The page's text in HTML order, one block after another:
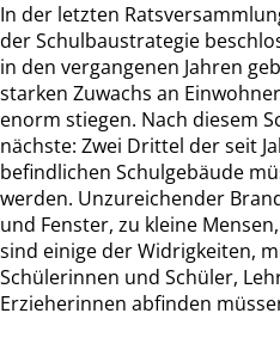
In der letzten
der Schulbaustrategie
in den vergangenen Jahren
starken Zuwachs an
enorm stiegen. Nach diesem
nächste: Zwei Drittel der seit
befindlichen Schulgebäude
werden. Unzureichender
und Fenster, zu kleine
sind einige der Widrigkeiten,
Schülerinnen und Schüler,
Erzieherinnen abfinden